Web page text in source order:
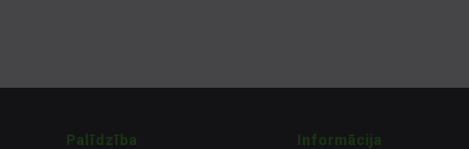
Palīdzība Informācija